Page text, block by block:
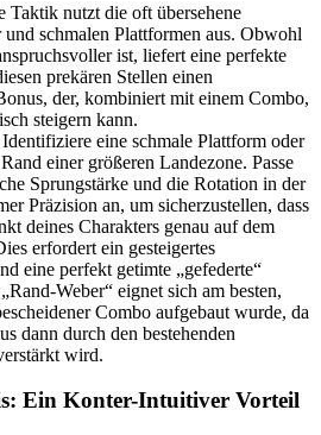
Taktik nutzt die oft übersehene
schmalen Plattformen aus. Obwohl
ist, liefert eine perfekte
prekären Stellen einen
der, kombiniert mit einem Combo,
steigern kann.
Identifiziere eine schmale Plattform oder
einer größeren Landezone. Passe
Sprungstärke und die Rotation in der
Präzision an, um sicherzustellen, dass
deines Charakters genau auf dem
erfordert ein gesteigertes
eine perfekt getimte „gefederte“
Weber“ eignet sich am besten,
Combo aufgebaut wurde, da
dann durch den bestehenden
wird.
Ein Konter-Intuitiver Vorteil